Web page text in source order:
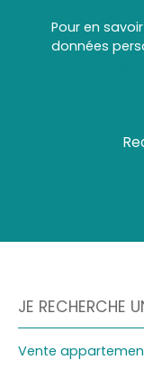
Pour en
données
JE RECHERCHE
Vente